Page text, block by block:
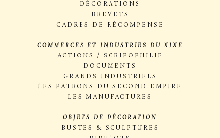
DÉCORATIONS
BREVETS
CADRES DE RÉCOMPENSE
COMMERCES ET INDUSTRIES DU XIXE
ACTIONS / SCRIPOPHILIE
DOCUMENTS
GRANDS INDUSTRIELS
LES PATRONS DU SECOND EMPIRE
LES MANUFACTURES
OBJETS DE DÉCORATION
BUSTES & SCULPTURES